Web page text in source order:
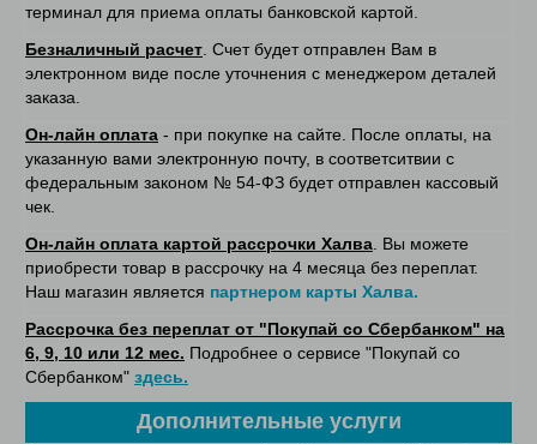
терминал для приема оплаты банковской картой.
Безналичный расчет . Счет будет отправлен Вам в
электронном виде после уточнения с менеджером деталей
заказа.
Он-лайн оплата - при покупке на сайте. После оплаты, на
указанную вами электронную почту, в соответситвии с
федеральным законом № 54-ФЗ будет отправлен кассовый
чек.
Он-лайн оплата картой рассрочки Халва . Вы можете
приобрести товар в рассрочку на 4 месяца без переплат.
Наш магазин является партнером карты Халва.
Рассрочка без переплат от "Покупай со Сбербанком" на
6, 9, 10 или 12 мес. Подробнее о сервисе "Покупай со
Сбербанком" здесь.
Дополнительные услуги